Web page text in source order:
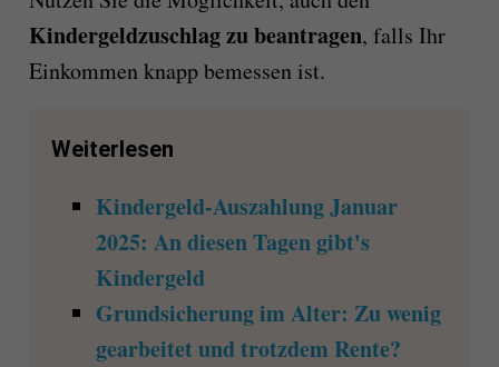
Kindergeldzuschlag zu beantragen, falls Ihr
Einkommen knapp bemessen ist.
Weiterlesen
Kindergeld-Auszahlung Januar
2025: An diesen Tagen gibt's
Kindergeld
Grundsicherung im Alter: Zu wenig
gearbeitet und trotzdem Rente?